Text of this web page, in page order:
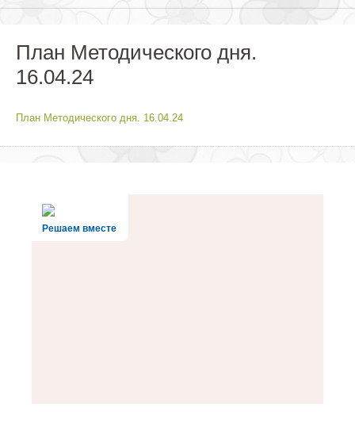
План Методического дня.
16.04.24
План Методического дня. 16.04.24
Решаем вместе